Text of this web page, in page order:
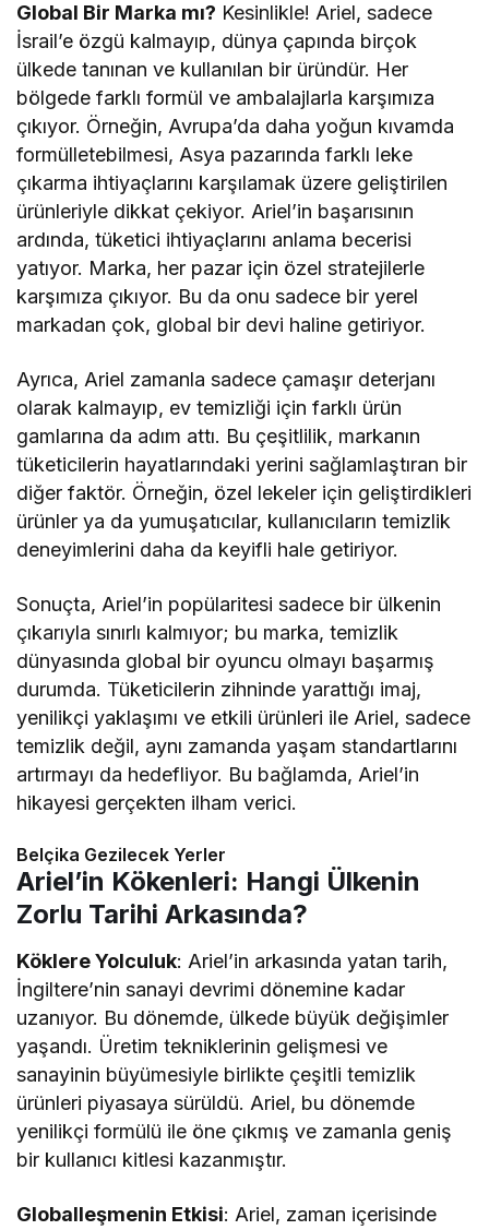
Global Bir Marka mı? Kesinlikle! Ariel, sadece
İsrail’e özgü kalmayıp, dünya çapında birçok
ülkede tanınan ve kullanılan bir üründür. Her
bölgede farklı formül ve ambalajlarla karşımıza
çıkıyor. Örneğin, Avrupa’da daha yoğun kıvamda
formülletebilmesi, Asya pazarında farklı leke
çıkarma ihtiyaçlarını karşılamak üzere geliştirilen
ürünleriyle dikkat çekiyor. Ariel’in başarısının
ardında, tüketici ihtiyaçlarını anlama becerisi
yatıyor. Marka, her pazar için özel stratejilerle
karşımıza çıkıyor. Bu da onu sadece bir yerel
markadan çok, global bir devi haline getiriyor.
Ayrıca, Ariel zamanla sadece çamaşır deterjanı
olarak kalmayıp, ev temizliği için farklı ürün
gamlarına da adım attı. Bu çeşitlilik, markanın
tüketicilerin hayatlarındaki yerini sağlamlaştıran bir
diğer faktör. Örneğin, özel lekeler için geliştirdikleri
ürünler ya da yumuşatıcılar, kullanıcıların temizlik
deneyimlerini daha da keyifli hale getiriyor.
Sonuçta, Ariel’in popülaritesi sadece bir ülkenin
çıkarıyla sınırlı kalmıyor; bu marka, temizlik
dünyasında global bir oyuncu olmayı başarmış
durumda. Tüketicilerin zihninde yarattığı imaj,
yenilikçi yaklaşımı ve etkili ürünleri ile Ariel, sadece
temizlik değil, aynı zamanda yaşam standartlarını
artırmayı da hedefliyor. Bu bağlamda, Ariel’in
hikayesi gerçekten ilham verici.
Belçika Gezilecek Yerler
Ariel’in Kökenleri: Hangi Ülkenin
Zorlu Tarihi Arkasında?
Köklere Yolculuk: Ariel’in arkasında yatan tarih,
İngiltere’nin sanayi devrimi dönemine kadar
uzanıyor. Bu dönemde, ülkede büyük değişimler
yaşandı. Üretim tekniklerinin gelişmesi ve
sanayinin büyümesiyle birlikte çeşitli temizlik
ürünleri piyasaya sürüldü. Ariel, bu dönemde
yenilikçi formülü ile öne çıkmış ve zamanla geniş
bir kullanıcı kitlesi kazanmıştır.
Globalleşmenin Etkisi: Ariel, zaman içerisinde